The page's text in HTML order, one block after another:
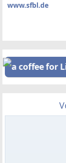
www.sfbl.de